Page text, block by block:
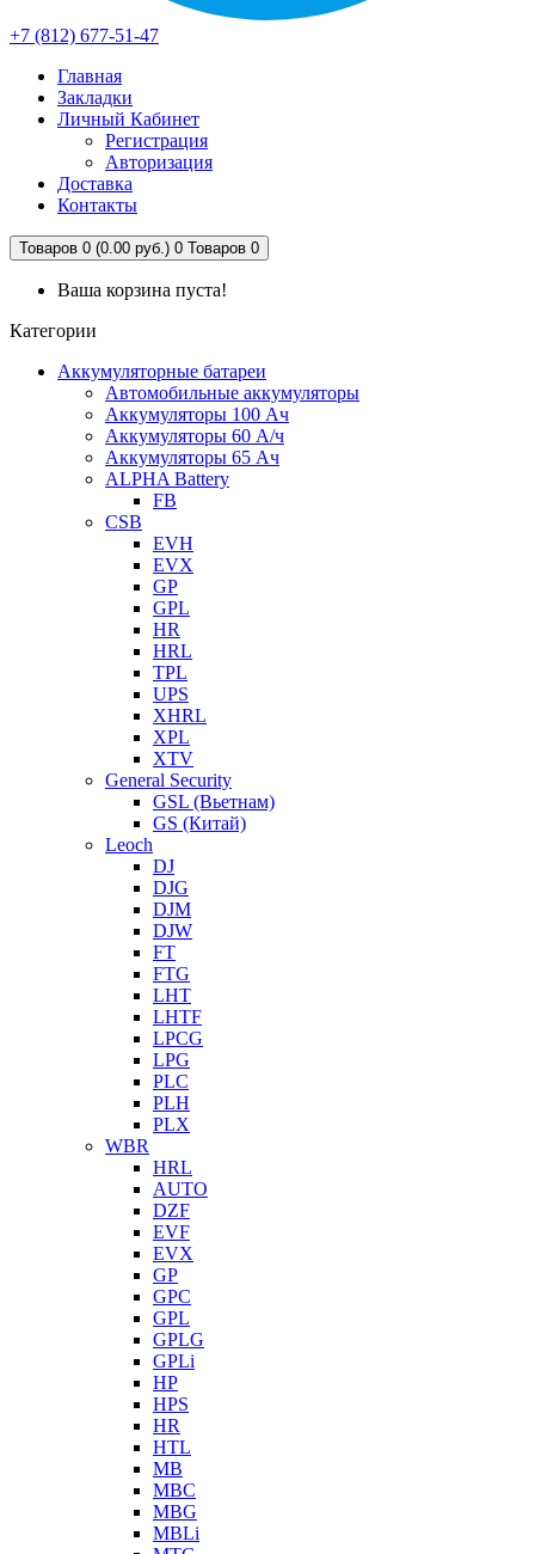
+7 (812) 677-51-47
Главная
Закладки
Личный Кабинет
Регистрация
Авторизация
Доставка
Контакты
Товаров 0 (0.00 руб.) 0 Товаров 0
Ваша корзина пуста!
Категории
Аккумуляторные батареи
Автомобильные аккумуляторы
Аккумуляторы 100 Ач
Аккумуляторы 60 А/ч
Аккумуляторы 65 Ач
ALPHA Battery
FB
CSB
EVH
EVX
GP
GPL
HR
HRL
TPL
UPS
XHRL
XPL
XTV
General Security
GSL (Вьетнам)
GS (Китай)
Leoch
DJ
DJG
DJM
DJW
FT
FTG
LHT
LHTF
LPCG
LPG
PLC
PLH
PLX
WBR
HRL
AUTO
DZF
EVF
EVX
GP
GPC
GPL
GPLG
GPLi
HP
HPS
HR
HTL
MB
MBC
MBG
MBLi